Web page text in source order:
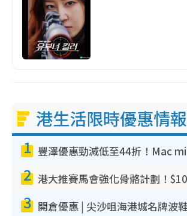
港生活限時優惠情報
1
2
3